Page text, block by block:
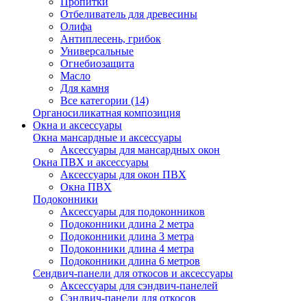
Отбеливатель для древесины
Олифа
Антиплесень, грибок
Универсальные
Огнебиозащита
Масло
Для камня
Все категории (14)
Органосиликатная композиция
Окна и аксессуары
Окна мансардные и аксессуары
Аксессуары для мансардных окон
Окна ПВХ и аксессуары
Аксессуары для окон ПВХ
Окна ПВХ
Подоконники
Аксессуары для подоконников
Подоконники длина 2 метра
Подоконники длина 3 метра
Подоконники длина 4 метра
Подоконники длина 6 метров
Сендвич-панели для откосов и аксессуары
Аксессуары для сэндвич-панелей
Сэндвич-панели для откосов